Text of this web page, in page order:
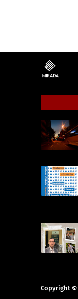
Copyright ©